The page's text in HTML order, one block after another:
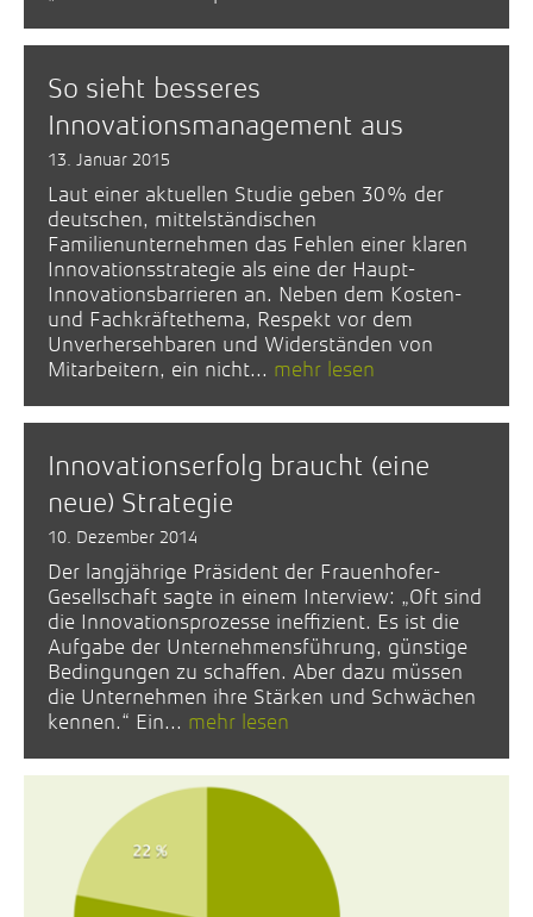
So sieht besseres
Innovationsmanagement aus
13. Januar 2015
Laut einer aktuellen Studie geben 30% der
deutschen, mittelständischen
Familienunternehmen das Fehlen einer klaren
Innovationsstrategie als eine der Haupt-
Innovationsbarrieren an. Neben dem Kosten-
und Fachkräftethema, Respekt vor dem
Unverhersehbaren und Widerständen von
Mitarbeitern, ein nicht... mehr lesen
Innovationserfolg braucht (eine
neue) Strategie
10. Dezember 2014
Der langjährige Präsident der Frauenhofer-
Gesellschaft sagte in einem Interview: „Oft sind
die Innovationsprozesse ineffizient. Es ist die
Aufgabe der Unternehmensführung, günstige
Bedingungen zu schaffen. Aber dazu müssen
die Unternehmen ihre Stärken und Schwächen
kennen.“ Ein... mehr lesen